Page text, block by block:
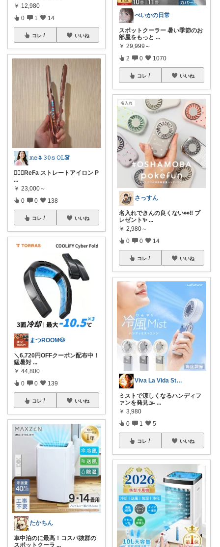
￥ 12,980
0 1 14
コレ いいね
𝚖𝚎🌷𝟹𝟶𝚜 𝙾𝙻👗
🧖‍♀️✨ReFa ストレートアイロン P
...
￥ 23,000～
0 0 138
コレ いいね
まつROOM🐶
＼6,720円OFFクーポン配布中！
猛暑対 ...
￥ 44,800
0 0 139
コレ いいね
たかちん
車中泊のに最高！コスパ抜群の
スポットクーラ ...
ぺいかの日常
スポットクーラー 暑い季節のお
部屋をもっと ...
￥ 29,999～
2 0 1070
コレ いいね
さっすん
名入れできんの良くない👀‼️ プ
レゼント✨ ...
￥ 2,980～
0 0 14
コレ いいね
Viva La Vida Studio
ミストで涼しくなるハンディフ
ァンを発見🌫️ ...
￥ 3,980
0 1 5
コレ いいね